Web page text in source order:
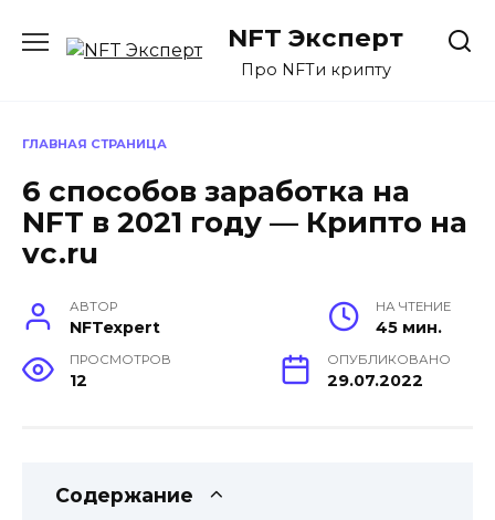
содержанию
NFT Эксперт
Про NFTи крипту
ГЛАВНАЯ СТРАНИЦА
6 способов заработка на
NFT в 2021 году — Крипто на
vc.ru
АВТОР
NFTexpert
НА ЧТЕНИЕ
45 мин.
ПРОСМОТРОВ
12
ОПУБЛИКОВАНО
29.07.2022
Содержание